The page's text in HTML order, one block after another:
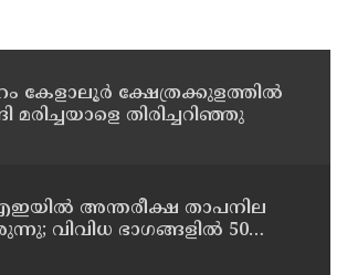
കേളാലൂർ ക്ഷേത്രക്കുളത്തിൽ
മരിച്ചയാളെ തിരിച്ചറിഞ്ഞു
അന്തരീക്ഷ താപനില
വിവിധ ഭാഗങ്ങളില്‍ 50